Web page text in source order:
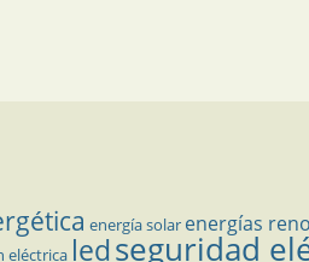
energía solar energías
eléctrica ledseguridad